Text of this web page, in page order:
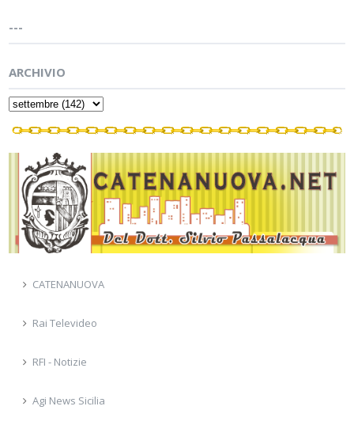
---
ARCHIVIO
CATENANUOVA
Rai Televideo
RFI - Notizie
Agi News Sicilia